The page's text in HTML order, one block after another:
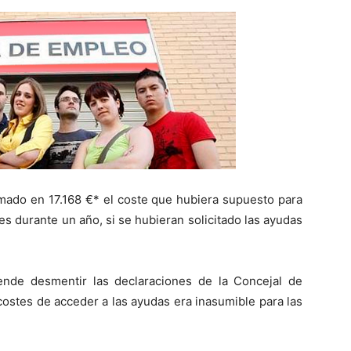
en 17.168 €* el coste que hubiera supuesto para
durante un año, si se hubieran solicitado las ayudas
desmentir las declaraciones de la Concejal de
de acceder a las ayudas era inasumible para las